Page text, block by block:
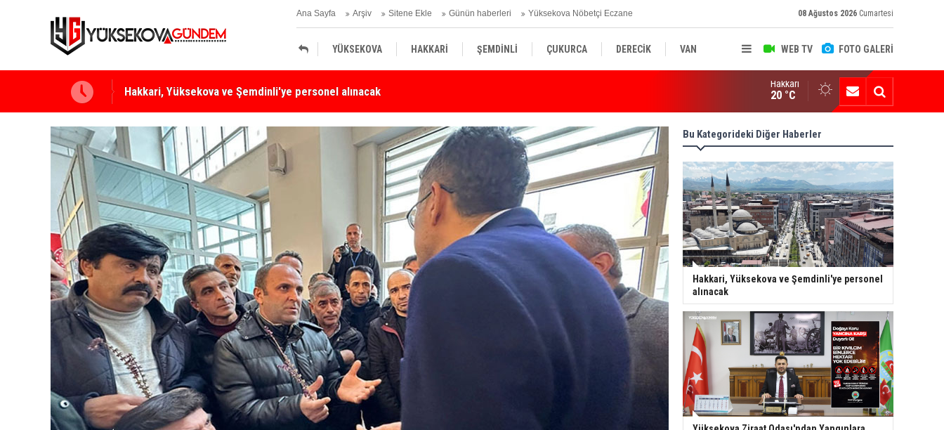
Ana Sayfa Arşiv Sitene Ekle Günün haberleri Yüksekova Nöbetçi Eczane 08 Ağustos 2026 Cumartesi
WEB TV FOTO GALERİ
YÜKSEKOVA HAKKARİ ŞEMDİNLİ ÇUKURCA DERECİK VAN
Yüksekova Ziraat Odası'ndan Yangınlara Karşı Duyarlılık Çağrısı Yüksekova'nın Sanayi Geleceği Masaya Yatırıldı
Hakkari
20 °C
Bu Kategorideki Diğer Haberler
Hakkari, Yüksekova ve Şemdinli'ye personel
alınacak